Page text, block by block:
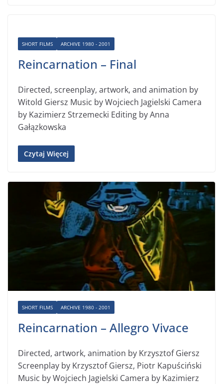
SHORT FILMS ARCHIVE 1980 - 2001
Reincarnation – Final
Directed, screenplay, artwork, and animation by
Witold Giersz Music by Wojciech Jagielski Camera
by Kazimierz Strzemecki Editing by Anna
Gałązkowska
Czytaj Więcej
SHORT FILMS ARCHIVE 1980 - 2001
Reincarnation – Allegro Vivace
Directed, artwork, animation by Krzysztof Giersz
Screenplay by Krzysztof Giersz, Piotr Kapuściński
Music by Wojciech Jagielski Camera by Kazimierz